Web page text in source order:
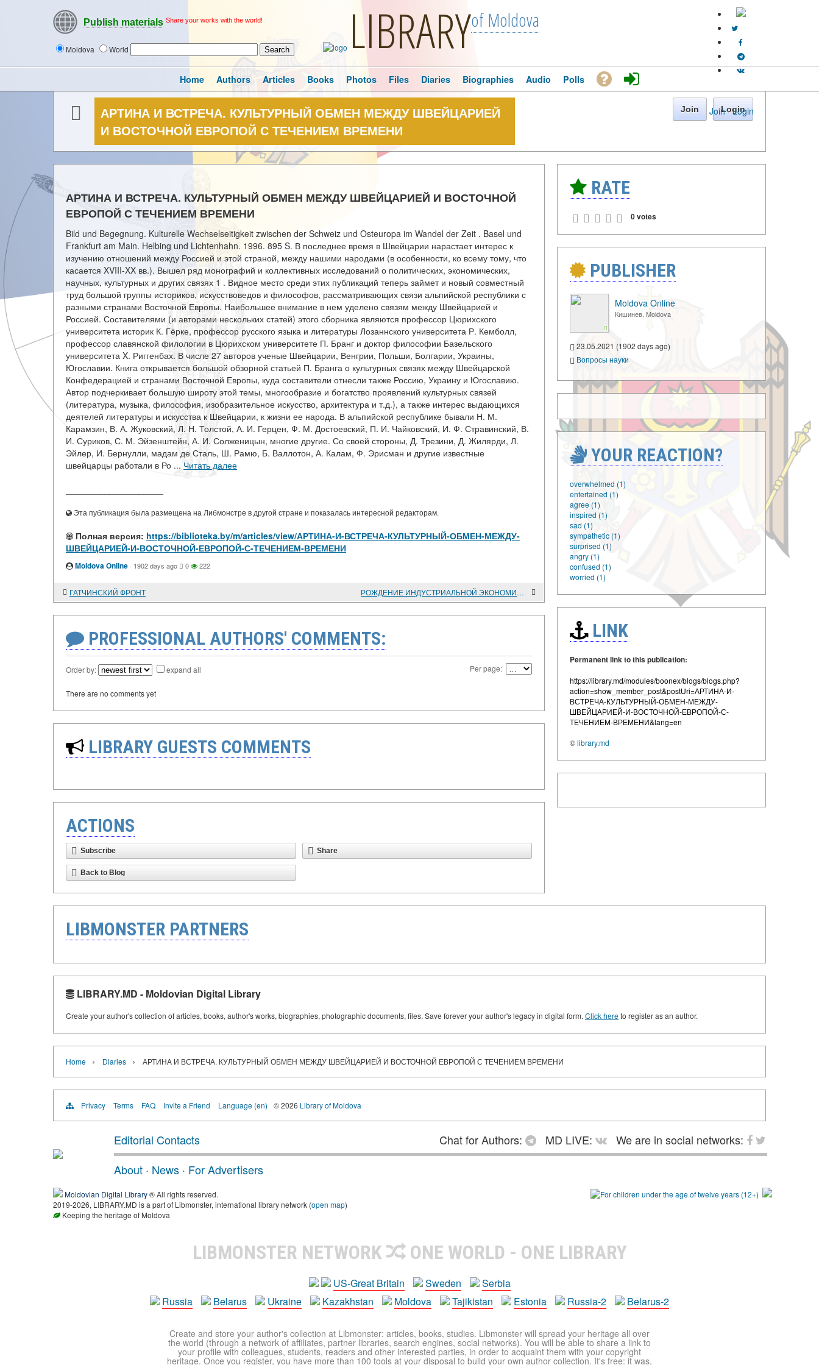
Publish materials Share your works with the world!
Moldova World LIBRARYof Moldova
Join · Login
Home Authors Articles Books Photos Files Diaries Biographies Audio Polls
АРТИНА И ВСТРЕЧА. КУЛЬТУРНЫЙ ОБМЕН МЕЖДУ ШВЕЙЦАРИЕЙ
И ВОСТОЧНОЙ ЕВРОПОЙ С ТЕЧЕНИЕМ ВРЕМЕНИ
Join Login
АРТИНА И ВСТРЕЧА. КУЛЬТУРНЫЙ ОБМЕН МЕЖДУ ШВЕЙЦАРИЕЙ И ВОСТОЧНОЙ
ЕВРОПОЙ С ТЕЧЕНИЕМ ВРЕМЕНИ
Bild und Begegnung. Kulturelle Wechselseitigkeit zwischen der Schweiz und Osteuropa im Wandel der Zeit . Basel und
Frankfurt am Main. Helbing und Lichtenhahn. 1996. 895 S. В последнее время в Швейцарии нарастает интерес к
изучению отношений между Россией и этой страной, между нашими народами (в особенности, ко всему тому, что
касается XVIII-XX вв.). Вышел ряд монографий и коллективных исследований о политических, экономических,
научных, культурных и других связях 1 . Видное место среди этих публикаций теперь займет и новый совместный
труд большой группы историков, искусствоведов и философов, рассматривающих связи альпийской республики с
разными странами Восточной Европы. Наибольшее внимание в нем уделено связям между Швейцарией и
Россией. Составителями (и авторами нескольких статей) этого сборника являются профессор Цюрихского
университета историк К. Гёрке, профессор русского языка и литературы Лозаннского университета Р. Кемболл,
профессор славянской филологии в Цюрихском университете П. Бранг и доктор философии Базельского
университета X. Риггенбах. В числе 27 авторов ученые Швейцарии, Венгрии, Польши, Болгарии, Украины,
Югославии. Книга открывается большой обзорной статьей П. Бранга о культурных связях между Швейцарской
Конфедерацией и странами Восточной Европы, куда составители отнесли также Россию, Украину и Югославию.
Автор подчеркивает большую широту этой темы, многообразие и богатство проявлений культурных связей
(литература, музыка, философия, изобразительное искусство, архитектура и т.д.), а также интерес выдающихся
деятелей литературы и искусства к Швейцарии, к жизни ее народа. В альпийской республике бывали Н. М.
Карамзин, В. А. Жуковский, Л. Н. Толстой, А. И. Герцен, Ф. М. Достоевский, П. И. Чайковский, И. Ф. Стравинский, В.
И. Суриков, С. М. Эйзенштейн, А. И. Солженицын, многие другие. Со своей стороны, Д. Трезини, Д. Жилярди, Л.
Эйлер, И. Бернулли, мадам де Сталь, Ш. Рамю, Б. Валлотон, А. Калам, Ф. Эрисман и другие известные
швейцарцы работали в Ро ... Читать далее
Эта публикация была размещена на Либмонстре в другой стране и показалась интересной редакторам.
Полная версия: https://biblioteka.by/m/articles/view/АРТИНА-И-ВСТРЕЧА-КУЛЬТУРНЫЙ-ОБМЕН-МЕЖДУ-
ШВЕЙЦАРИЕЙ-И-ВОСТОЧНОЙ-ЕВРОПОЙ-С-ТЕЧЕНИЕМ-ВРЕМЕНИ
Moldova Online · 1902 days ago 0 222
ГАТЧИНСКИЙ ФРОНТ РОЖДЕНИЕ ИНДУСТРИАЛЬНОЙ ЭКОНОМИКИ В США
PROFESSIONAL AUTHORS' COMMENTS:
Order by: expand all Per page:
There are no comments yet
LIBRARY GUESTS COMMENTS
ACTIONS
Subscribe Share
Back to Blog
RATE
0 votes
PUBLISHER
Moldova Online
Кишинев, Moldova
23.05.2021 (1902 days ago)
Вопросы науки
YOUR REACTION?
overwhelmed (1)
entertained (1)
agree (1)
inspired (1)
sad (1)
sympathetic (1)
surprised (1)
angry (1)
confused (1)
worried (1)
LINK
Permanent link to this publication:
https://library.md/modules/boonex/blogs/blogs.php?
action=show_member_post&postUri=АРТИНА-И-
ВСТРЕЧА-КУЛЬТУРНЫЙ-ОБМЕН-МЕЖДУ-
ШВЕЙЦАРИЕЙ-И-ВОСТОЧНОЙ-ЕВРОПОЙ-С-
ТЕЧЕНИЕМ-ВРЕМЕНИ&lang=en
©library.md
LIBMONSTER PARTNERS
LIBRARY.MD - Moldovian Digital Library
Create your author's collection of articles, books, author's works, biographies, photographic documents, files. Save forever your author's legacy in digital form. Click hereto register as an author.
Home › Diaries › АРТИНА И ВСТРЕЧА. КУЛЬТУРНЫЙ ОБМЕН МЕЖДУ ШВЕЙЦАРИЕЙ И ВОСТОЧНОЙ ЕВРОПОЙ С ТЕЧЕНИЕМ ВРЕМЕНИ
Privacy Terms FAQ Invite a Friend Language (en) © 2026 Library of Moldova
Editorial Contacts Chat for Authors: MD LIVE:
We are in social networks:
About · News · For Advertisers
Moldovian Digital Library® All rights reserved.
2019-2026, LIBRARY.MD is a part of Libmonster, international library network (open map)
Keeping the heritage of Moldova
LIBMONSTER NETWORK ONE WORLD - ONE LIBRARY
US-Great Britain Sweden
Serbia
Russia
Belarus Ukraine Kazakhstan Moldova Tajikistan Estonia Russia-2 Belarus-2
Create and store your author's collection at Libmonster: articles, books, studies. Libmonster will spread your heritage all over
the world (through a network of affiliates, partner libraries, search engines, social networks). You will be able to share a link to
your profile with colleagues, students, readers and other interested parties, in order to acquaint them with your copyright
heritage. Once you register, you have more than 100 tools at your disposal to build your own author collection. It's free: it was,